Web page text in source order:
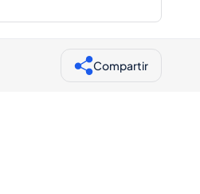
Compartir